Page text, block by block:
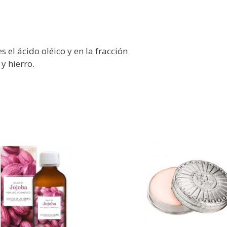
el ácido oléico y en la fracción
hierro.